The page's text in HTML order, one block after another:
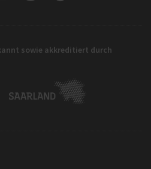
sowie akkreditiert durch